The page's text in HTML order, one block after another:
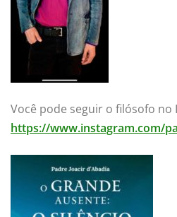
Você pode seguir o filósofo no
https://www.instagram.com/